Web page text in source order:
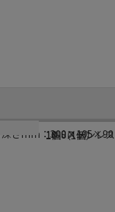
深さmm：300×105×90
18-8ステンレス
1個（1個）